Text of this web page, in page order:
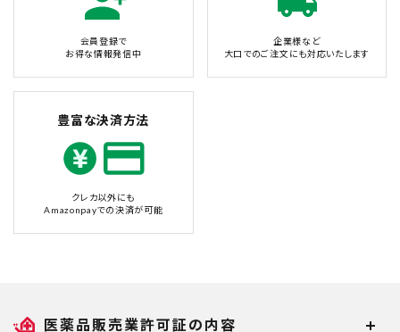
会員登録で
お得な情報発信中
企業様など
大口でのご注文にも対応いたします
豊富な決済方法
クレカ以外にも
Amazonpayでの決済が可能
医薬品販売業許可証の内容